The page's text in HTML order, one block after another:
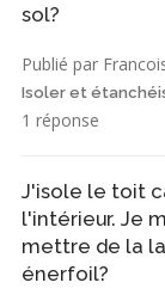
sol?
Publié par
Isoler et
1 réponse
J'isole le toit
l'intérieur. Je
mettre de la
énerfoil?